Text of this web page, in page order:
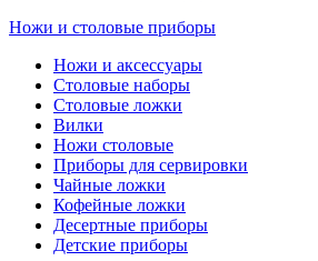
Ножи и столовые приборы
Ножи и аксессуары
Столовые наборы
Столовые ложки
Вилки
Ножи столовые
Приборы для сервировки
Чайные ложки
Кофейные ложки
Десертные приборы
Детские приборы